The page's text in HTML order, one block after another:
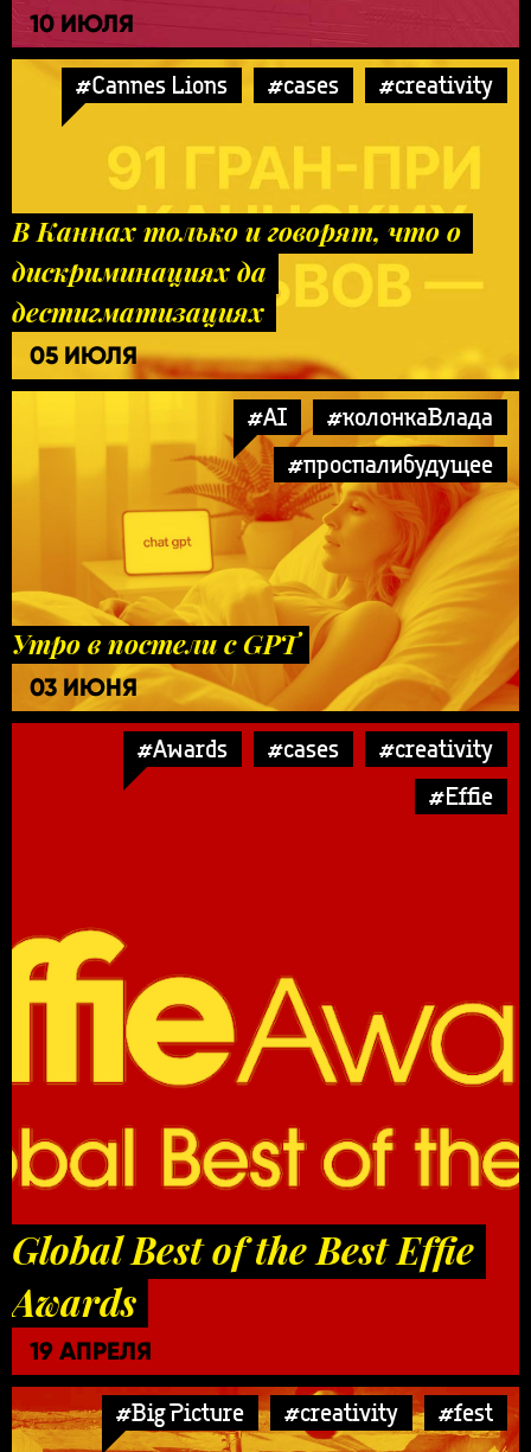
10 ИЮЛЯ
#Cannes Lions #cases #creativity
В Каннах только и говорят, что о
дискриминациях да
дестигматизациях
05 ИЮЛЯ
#AI
#колонкаВлада
#проспалибудущее
Утро в постели с GPT
03 ИЮНЯ
#Awards #cases
#creativity
#Effie
Global Best of the Best Effie
Awards
19 АПРЕЛЯ
#Big Picture #creativity #fest